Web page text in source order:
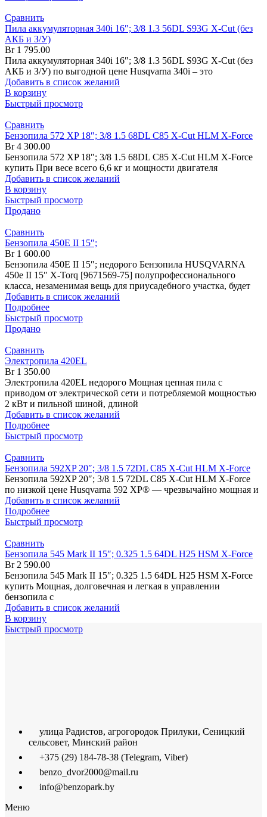
Сравнить
Пила аккумуляторная 340i 16″; 3/8 1.3 56DL S93G X-Cut (без
АКБ и З/У)
Br1 795.00
Пила аккумуляторная 340i 16″; 3/8 1.3 56DL S93G X-Cut (без
АКБ и З/У) по выгодной цене Husqvarna 340i – это
Добавить в список желаний
В корзину
Быстрый просмотр
Сравнить
Бензопила 572 XP 18″; 3/8 1.5 68DL C85 X-Cut HLM X-Force
Br4 300.00
Бензопила 572 XP 18″; 3/8 1.5 68DL C85 X-Cut HLM X-Force
купить При весе всего 6,6 кг и мощности двигателя
Добавить в список желаний
В корзину
Быстрый просмотр
Продано
Сравнить
Бензопила 450Е II 15″;
Br1 600.00
Бензопила 450Е II 15″; недорого Бензопила HUSQVARNA
450е II 15″ X-Torq [9671569-75] полупрофессионального
класса, незаменимая вещь для приусадебного участка, будет
Добавить в список желаний
Подробнее
Быстрый просмотр
Продано
Сравнить
Электропила 420EL
Br1 350.00
Электропила 420EL недорого Мощная цепная пила с
приводом от электрической сети и потребляемой мощностью
2 кВт и пильной шиной, длиной
Добавить в список желаний
Подробнее
Быстрый просмотр
Сравнить
Бензопила 592XP 20″; 3/8 1.5 72DL C85 X-Cut HLM X-Force
Бензопила 592XP 20″; 3/8 1.5 72DL C85 X-Cut HLM X-Force
по низкой цене Husqvarna 592 XP® — чрезвычайно мощная и
Добавить в список желаний
Подробнее
Быстрый просмотр
Сравнить
Бензопила 545 Mark II 15″; 0.325 1.5 64DL H25 HSM X-Force
Br2 590.00
Бензопила 545 Mark II 15″; 0.325 1.5 64DL H25 HSM X-Force
купить Мощная, долговечная и легкая в управлении
бензопила с
Добавить в список желаний
В корзину
Быстрый просмотр
улица Радистов, агрогородок Прилуки, Сеницкий
сельсовет, Минский район
+375 (29) 184-78-38 (Telegram, Viber)
benzo_dvor2000@mail.ru
info@benzopark.by
Меню